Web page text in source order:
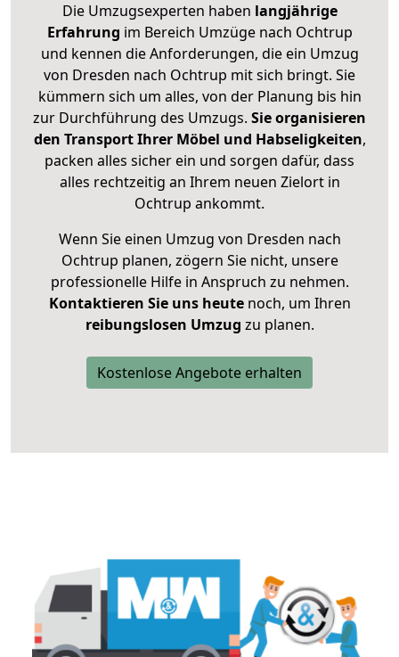
Die Umzugsexperten haben langjährige
Erfahrung im Bereich Umzüge nach Ochtrup
und kennen die Anforderungen, die ein Umzug
von Dresden nach Ochtrup mit sich bringt. Sie
kümmern sich um alles, von der Planung bis hin
zur Durchführung des Umzugs. Sie organisieren
den Transport Ihrer Möbel und Habseligkeiten,
packen alles sicher ein und sorgen dafür, dass
alles rechtzeitig an Ihrem neuen Zielort in
Ochtrup ankommt.
Wenn Sie einen Umzug von Dresden nach
Ochtrup planen, zögern Sie nicht, unsere
professionelle Hilfe in Anspruch zu nehmen.
Kontaktieren Sie uns heutenoch, um Ihren
reibungslosen Umzug zu planen.
Kostenlose Angebote erhalten